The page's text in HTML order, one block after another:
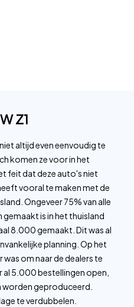
Z1
altijd even eenvoudig te
komen ze voor in het
feit dat deze auto's niet
vooral te maken met de
Ongeveer 75% van alle
gemaakt is in het thuisland
8.000 gemaakt. Dit was al
planning. Op het
om naar de dealers te
5.000 bestellingen open,
geproduceerd.
te verdubbelen.